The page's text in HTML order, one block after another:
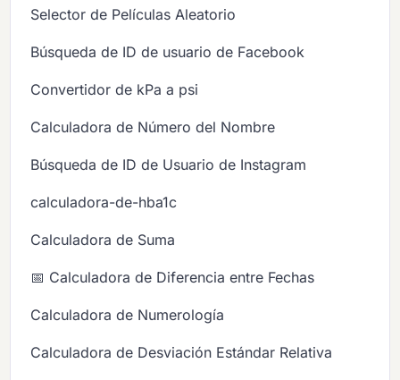
Selector de Películas Aleatorio
Búsqueda de ID de usuario de Facebook
Convertidor de kPa a psi
Calculadora de Número del Nombre
Búsqueda de ID de Usuario de Instagram
calculadora-de-hba1c
Calculadora de Suma
📅 Calculadora de Diferencia entre Fechas
Calculadora de Numerología
Calculadora de Desviación Estándar Relativa